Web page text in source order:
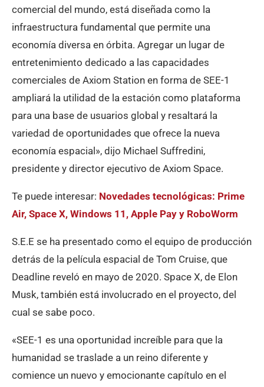
comercial del mundo, está diseñada como la
infraestructura fundamental que permite una
economía diversa en órbita. Agregar un lugar de
entretenimiento dedicado a las capacidades
comerciales de Axiom Station en forma de SEE-1
ampliará la utilidad de la estación como plataforma
para una base de usuarios global y resaltará la
variedad de oportunidades que ofrece la nueva
economía espacial», dijo Michael Suffredini,
presidente y director ejecutivo de Axiom Space.
Te puede interesar: Novedades tecnológicas: Prime
Air, Space X, Windows 11, Apple Pay y RoboWorm
S.E.E se ha presentado como el equipo de producción
detrás de la película espacial de Tom Cruise, que
Deadline reveló en mayo de 2020. Space X, de Elon
Musk, también está involucrado en el proyecto, del
cual se sabe poco.
«SEE-1 es una oportunidad increíble para que la
humanidad se traslade a un reino diferente y
comience un nuevo y emocionante capítulo en el